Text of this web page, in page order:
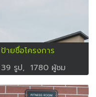
ป้ายชื่อโครงการ
39 รูป, 1780 ผู้ชม